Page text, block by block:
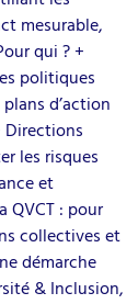
mesurable,
qui ? +
politiques
d’action
les risques
et
QVCT : pour
collectives et
démarche
& Inclusion,